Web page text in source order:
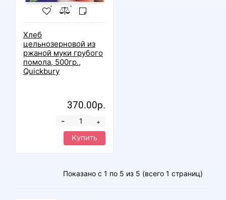
Хлеб
цельнозерновой из
ржаной муки грубого
помола, 500гр.,
Quickbury
370.00р.
+
-
Купить
Показано с 1 по 5 из 5 (всего 1 страниц)